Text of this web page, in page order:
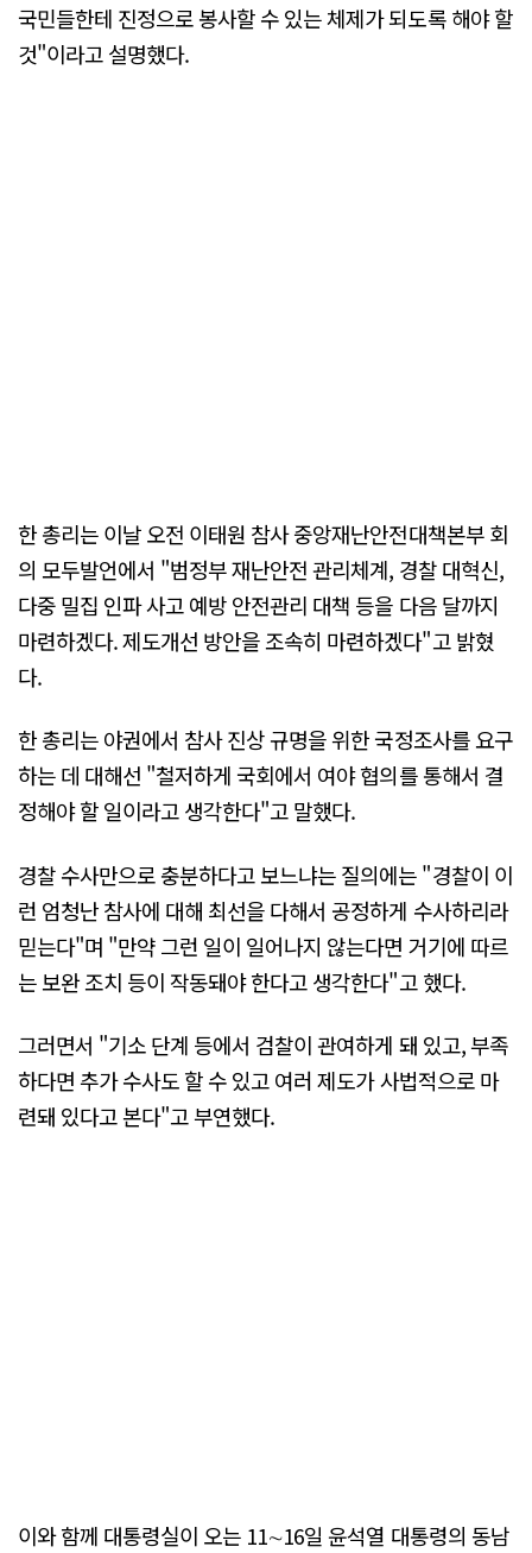
국민들한테 진정으로 봉사할 수 있는 체제가 되도록 해야 할
것"이라고 설명했다.
한 총리는 이날 오전 이태원 참사 중앙재난안전대책본부 회
의 모두발언에서 "범정부 재난안전 관리체계, 경찰 대혁신,
다중 밀집 인파 사고 예방 안전관리 대책 등을 다음 달까지
마련하겠다. 제도개선 방안을 조속히 마련하겠다"고 밝혔
다.
한 총리는 야권에서 참사 진상 규명을 위한 국정조사를 요구
하는 데 대해선 "철저하게 국회에서 여야 협의를 통해서 결
정해야 할 일이라고 생각한다"고 말했다.
경찰 수사만으로 충분하다고 보느냐는 질의에는 "경찰이 이
런 엄청난 참사에 대해 최선을 다해서 공정하게 수사하리라
믿는다"며 "만약 그런 일이 일어나지 않는다면 거기에 따르
는 보완 조치 등이 작동돼야 한다고 생각한다"고 했다.
그러면서 "기소 단계 등에서 검찰이 관여하게 돼 있고, 부족
하다면 추가 수사도 할 수 있고 여러 제도가 사법적으로 마
련돼 있다고 본다"고 부연했다.
이와 함께 대통령실이 오는 11∼16일 윤석열 대통령의 동남